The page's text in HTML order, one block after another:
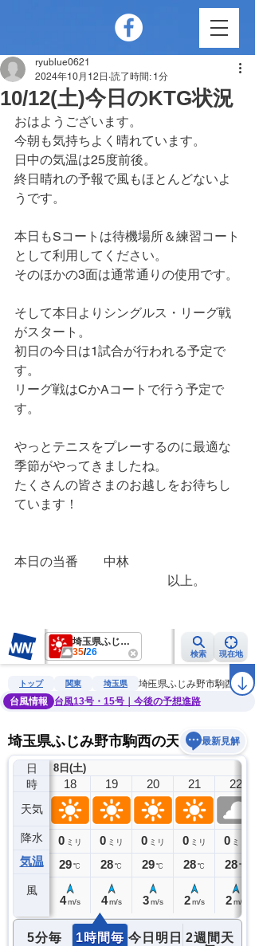
10/12(土)今日のKTG状況
ryublue0621
2024年10月12日 読了時間: 1分
おはようございます。
今朝も気持ちよく晴れています。
日中の気温は25度前後。
終日晴れの予報で風もほとんどないよ
うです。
本日もSコートは待機場所＆練習コート
として利用してください。
そのほかの3面は通常通りの使用です。
そして本日よりシングルス・リーグ戦
がスタート。
初日の今日は1試合が行われる予定で
す。
リーグ戦はCかAコートで行う予定で
す。
やっとテニスをプレーするのに最適な
季節がやってきましたね。
たくさんの皆さまのお越しをお待ちし
ています！
本日の当番　　中林
以上。